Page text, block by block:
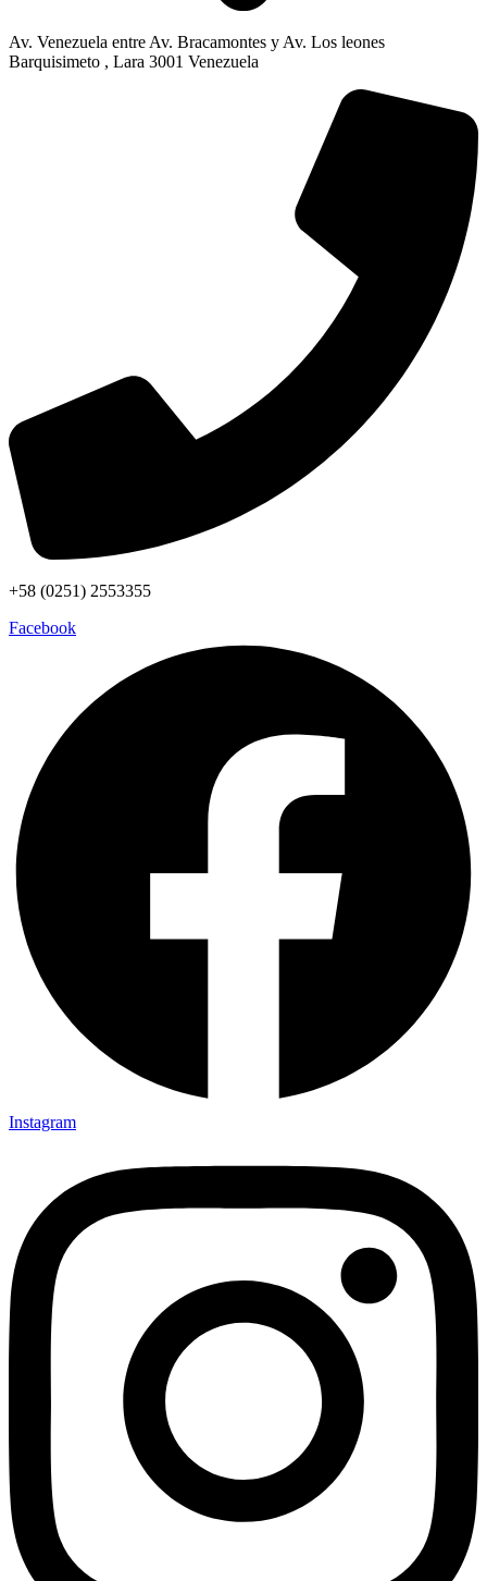
Av. Venezuela entre Av. Bracamontes y Av. Los leones
Barquisimeto , Lara 3001 Venezuela
+58 (0251) 2553355
Facebook
Instagram